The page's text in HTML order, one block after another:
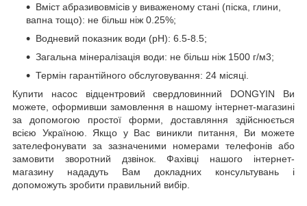
Вміст абразивовмісів у виваженому стані (піска, глини,
вапна тощо): не більш ніж 0.25%;
Водневий показник води (рН): 6.5-8.5;
Загальна мінералізація води: не більш ніж 1500 г/м3;
Термін гарантійного обслуговування: 24 місяці.
Купити насос відцентровий свердловинний DONGYIN Ви
можете, оформивши замовлення в нашому інтернет-магазині
за допомогою простої форми, доставляння здійснюється
всією Україною. Якщо у Вас виникли питання, Ви можете
зателефонувати за зазначеними номерами телефонів або
замовити зворотний дзвінок. Фахівці нашого інтернет-
магазину нададуть Вам докладних консультувань і
допоможуть зробити правильний вибір.